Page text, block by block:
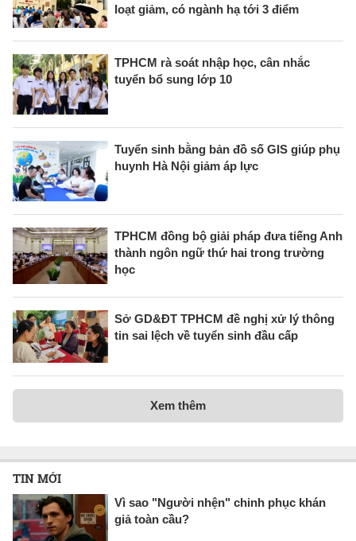
loạt giảm, có ngành hạ tới 3 điểm
TPHCM rà soát nhập học, cân nhắc
tuyển bổ sung lớp 10
Tuyển sinh bằng bản đồ số GIS giúp phụ
huynh Hà Nội giảm áp lực
TPHCM đồng bộ giải pháp đưa tiếng Anh
thành ngôn ngữ thứ hai trong trường
học
Sở GD&ĐT TPHCM đề nghị xử lý thông
tin sai lệch về tuyển sinh đầu cấp
Xem thêm
TIN MỚI
Vì sao "Người nhện" chinh phục khán
giả toàn cầu?